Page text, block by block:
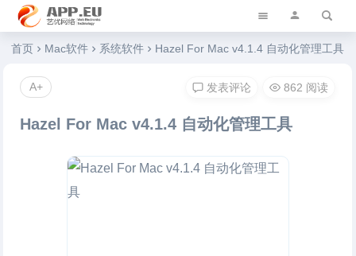
艺优软件乐园
首页 Mac软件 系统软件 Hazel For Mac v4.1.4 自动化管理工具
Hazel For Mac v4.1.4 自动化管理工具
发表评论 862 阅读
A+